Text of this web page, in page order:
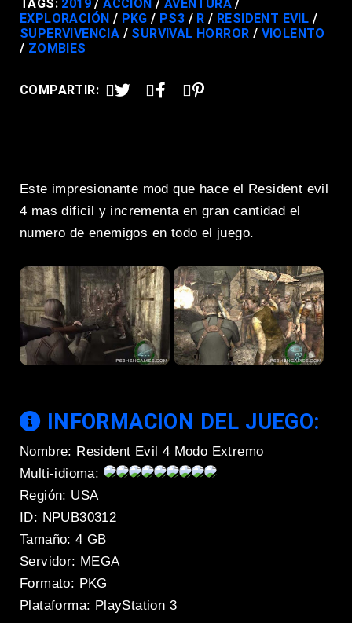
TAGS: 2019 ACCIÓN
AVENTURA
EXPLORACIÓN
PKG PS3 R
RESIDENT EVIL
SUPERVIVENCIA
SURVIVAL HORROR
VIOLENTO
ZOMBIES
COMPARTIR:
Este impresionante mod que hace el Resident evil
4 mas dificil y incrementa en gran cantidad el
numero de enemigos en todo el juego.
INFORMACION DEL JUEGO:
Nombre: Resident Evil 4 Modo Extremo
Multi-idioma:
Región: USA
ID: NPUB30312
Tamaño: 4 GB
Servidor: MEGA
Formato: PKG
Plataforma: PlayStation 3